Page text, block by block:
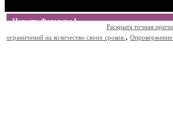
Новости Формулы 1
Раскрыта точная
ограничений на количество своих сроков. , Опровержение